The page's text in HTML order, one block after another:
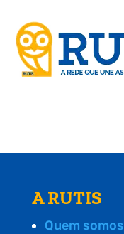
A RUTIS
Quem somos